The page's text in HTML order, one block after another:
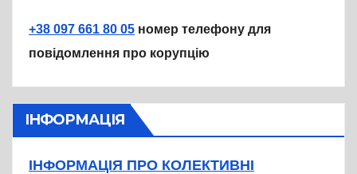
+38 097 661 80 05 номер телефону для
повідомлення про корупцію
ІНФОРМАЦІЯ
ІНФОРМАЦІЯ ПРО КОЛЕКТИВНІ